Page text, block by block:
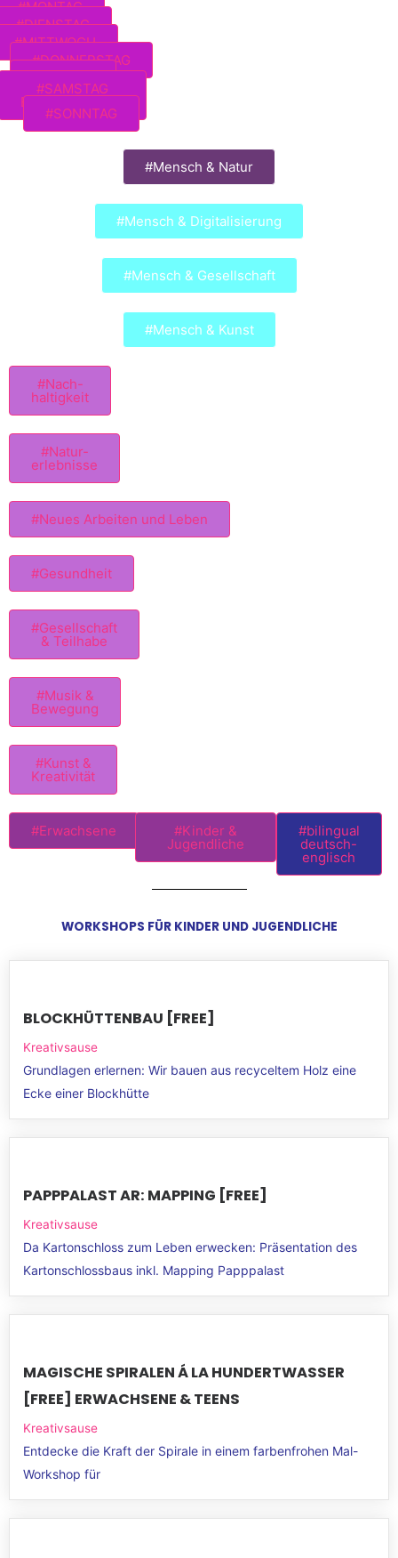
#MONTAG
#DIENSTAG
#MITTWOCH
#DONNERSTAG
#SAMSTAG
EXTRAVAGANZA
#SONNTAG
#Mensch & Natur
#Mensch & Digitalisierung
#Mensch & Gesellschaft
#Mensch & Kunst
#Nach-
haltigkeit
#Natur-
erlebnisse
#Neues Arbeiten und Leben
#Gesundheit
#Gesellschaft
& Teilhabe
#Musik &
Bewegung
#Kunst &
Kreativität
#Erwachsene #Kinder &
Jugendliche
#bilingual
deutsch-
englisch
WORKSHOPS FÜR KINDER UND JUGENDLICHE
BLOCKHÜTTENBAU [FREE]
Kreativsause
Grundlagen erlernen: Wir bauen aus recyceltem Holz eine
Ecke einer Blockhütte
PAPPPALAST AR: MAPPING [FREE]
Kreativsause
Da Kartonschloss zum Leben erwecken: Präsentation des
Kartonschlossbaus inkl. Mapping Papppalast
MAGISCHE SPIRALEN Á LA HUNDERTWASSER
[FREE] ERWACHSENE & TEENS
Kreativsause
Entdecke die Kraft der Spirale in einem farbenfrohen Mal-
Workshop für